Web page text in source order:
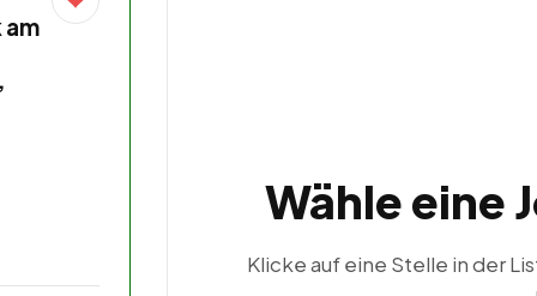
am
Wähle eine
Klicke auf eine Stelle in der